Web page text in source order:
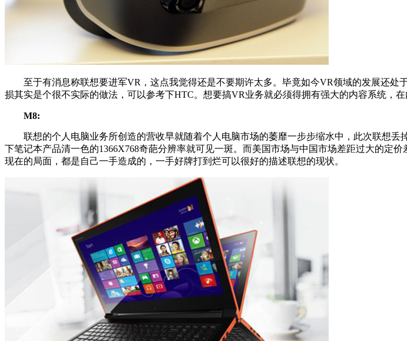
至于有消息称联想要进军VR，这点我觉得还是不要期许太多。毕竟如今VR领域的发展还处
损其实是个很不实际的做法，可以参考下HTC。想要搞VR业务就必须得拥有强大的内容系统，
M8:
联想的个人电脑业务所创造的营收早就随着个人电脑市场的萎靡一步步缩水中，此次联想丢
下笔记本产品清一色的1366X768奇葩分辨率就可见一斑。而美国市场与中国市场差距过大的定
现在的局面，都是自己一手造成的，一手好牌打到烂可以很好的描述联想的现状。